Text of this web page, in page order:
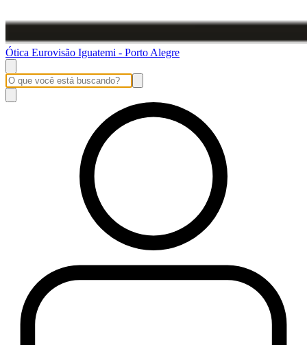
Ótica Eurovisão Iguatemi - Porto Alegre